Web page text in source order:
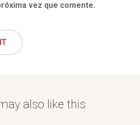
vez que comente.
also like this